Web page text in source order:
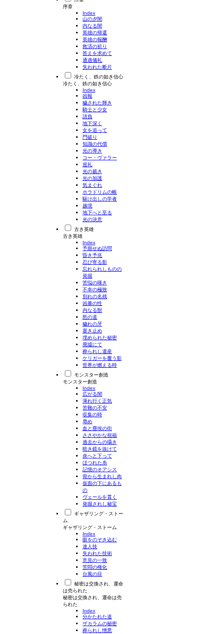
序章
Index
山の夕闇
内なる闇
英雄の帰還
英雄の報酬
救済の祈り
答えを求めて
通過儀礼
失われた断片
冷たく、鉄の如き信心
冷たく、鉄の如き信心
Index
凶報
穢された輝き
騎士と少女
請負
地下深く
女を追って
門破り
知識の代償
光の導き
コー・ヴァラー
巡礼
光の裁き
光の加護
気まぐれ
ホラドリムの帳
駆け出しの学者
越境
地下へと至る
光の決意
古き英雄
古き英雄
Index
予期せぬ訪問
昏き予兆
忍び寄る影
忘れられしものの
発掘
苦悩の嘆き
不幸の極致
別れの名残
凶暴の性
内なる獣
怒の道
穢れの牙
塞き止め
埋められた秘密
廃墟にて
葬られし遺産
ケリガーを覆う影
世界が燃える時
モンスター創造
モンスター創造
Index
広がる闇
薄れ行く正気
苦難の不安
収集の時
辱め
血と塵埃の街
ささやかな祝福
過去からの囁き
暗き鏡を抜けて
炎へと下って
ほつれた糸
記憶のオアシス
骨から生まれし肉
仮面の下にあるも
の
ヴェールを貫く
発掘されし秘宝
ギャザリング・ストー
ム
ギャザリング・ストーム
Index
眼をのぞき込む
達人技
失われた技術
意見の一致
苦悶の権化
台風の目
秘密は交換され、運命
は売られた
秘密は交換され、運命は売
られた
Index
分かたれた道
ザカラムの秘密
葬られし憎悪